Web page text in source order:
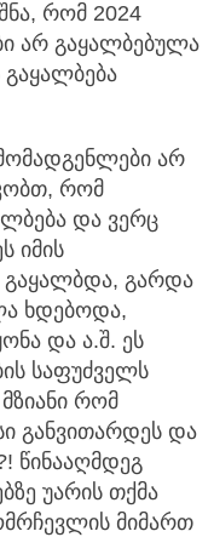
რომ 2024
არ გაყალბებულა
არ
რომ
და ვერც
იმის
გარდა
ხდებოდა,
და ა.შ. ეს
საფუძველს
რომ
განვითარდეს და
წინააღმდეგ
უარის თქმა
მიმართ